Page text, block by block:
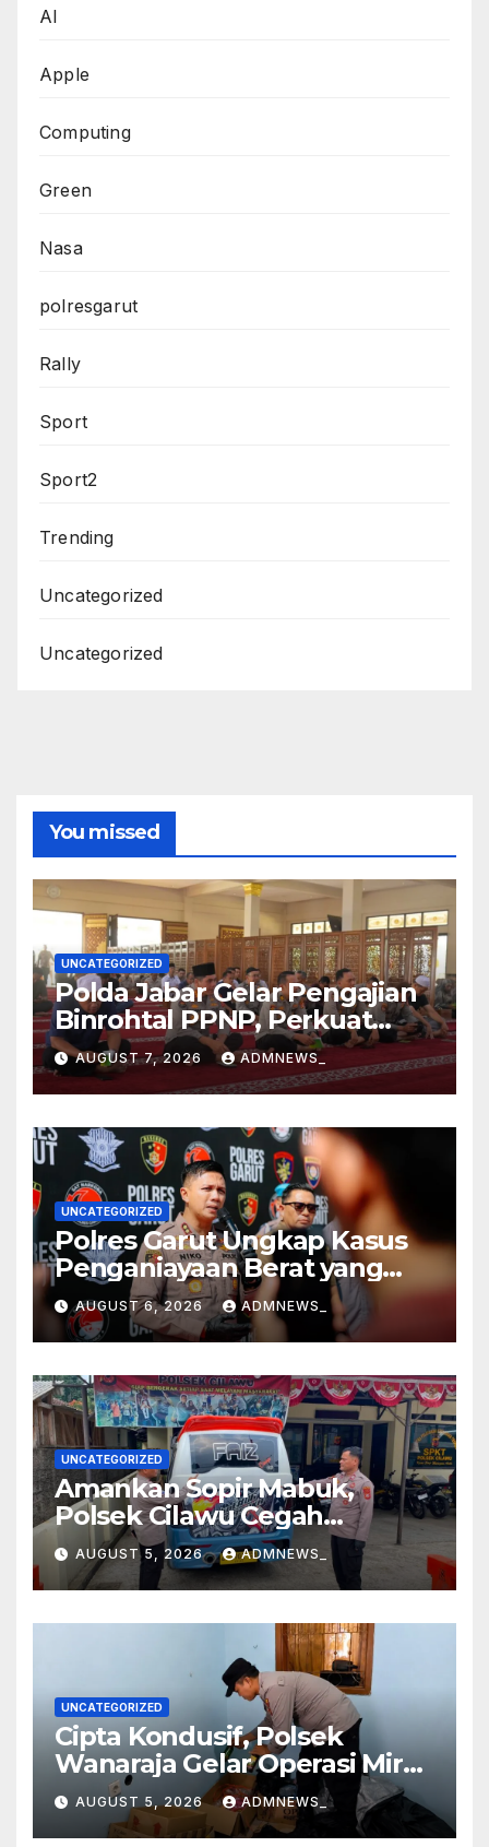
AI
Apple
Computing
Green
Nasa
polresgarut
Rally
Sport
Sport2
Trending
Uncategorized
Uncategorized
You missed
UNCATEGORIZED
Polda Jabar Gelar Pengajian
Binrohtal PPNP, Perkuat
Iman dan Integritas
Personel.
AUGUST 7, 2026 ADMNEWS_
UNCATEGORIZED
Polres Garut Ungkap Kasus
Penganiayaan Berat yang
Mengakibatkan Korban
Meninggal Dunia
AUGUST 6, 2026 ADMNEWS_
UNCATEGORIZED
Amankan Sopir Mabuk,
Polsek Cilawu Cegah
Kecelakaan di Jalan Raya
Garut–Tasikmalaya
AUGUST 5, 2026 ADMNEWS_
UNCATEGORIZED
Cipta Kondusif, Polsek
Wanaraja Gelar Operasi Miras
di Wilayah Hukumnya
AUGUST 5, 2026 ADMNEWS_